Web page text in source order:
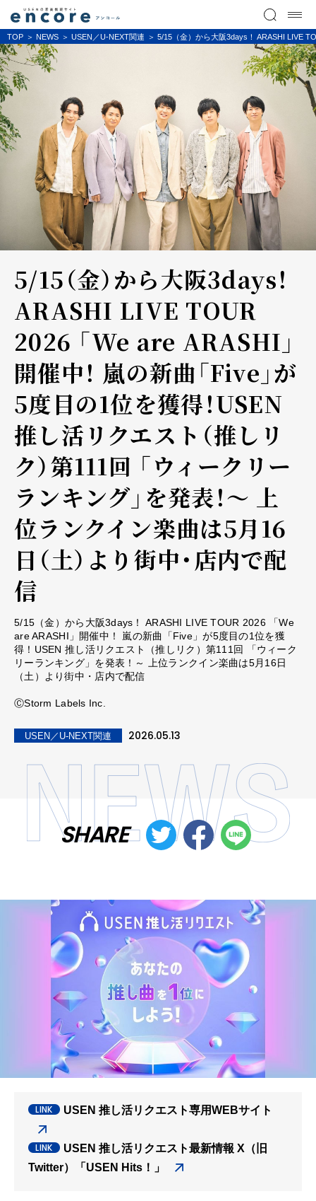
TOP NEWS USEN／U-NEXT関連 5/15（金）から大阪3days！ ARASHI LIVE
5/15（金）から大阪3days！
ARASHI LIVE TOUR
2026 「We are ARASHI」
開催中！ 嵐の新曲「Five」が
5度目の1位を獲得！USEN
推し活リクエスト（推しリ
ク）第111回 「ウィークリー
ランキング」を発表！～ 上
位ランクイン楽曲は5月16
日（土）より街中・店内で配
信
5/15（金）から大阪3days！ ARASHI LIVE TOUR 2026 「We
are ARASHI」開催中！ 嵐の新曲「Five」が5度目の1位を獲
得！USEN 推し活リクエスト（推しリク）第111回 「ウィーク
リーランキング」を発表！～ 上位ランクイン楽曲は5月16日
（土）より街中・店内で配信
ⒸStorm Labels Inc.
USEN／U-NEXT関連 2026.05.13
SHARE
USEN 推し活リクエスト専用WEBサイト
USEN 推し活リクエスト最新情報 X（旧
Twitter）「USEN Hits！」